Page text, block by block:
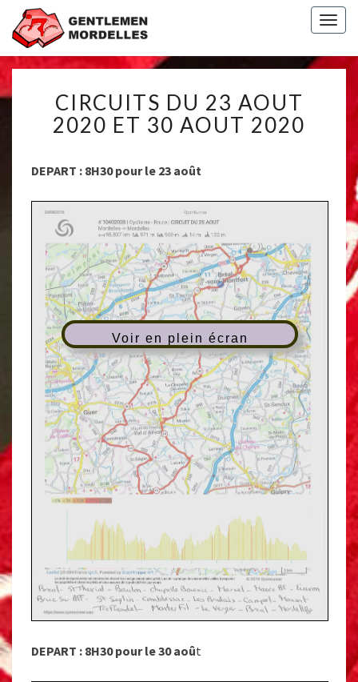
DU
23
AOUT
ET
AOUT
2020
CIRCUITS DU 23 AOUT
2020 ET 30 AOUT 2020
DEPART : 8H30 pour le 23 août
Voir en plein écran
DEPART : 8H30 pour le 30 août